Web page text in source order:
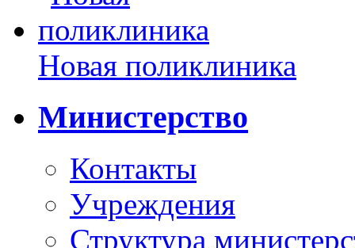
Новая поликлиника
Министерство
Контакты
Учреждения
Структура